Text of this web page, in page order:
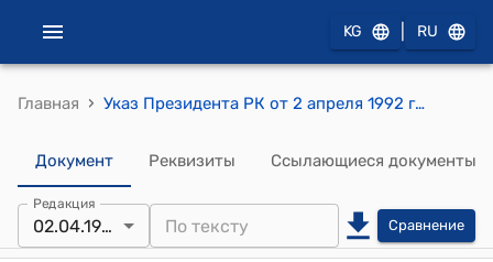
KG RU
Главная › Указ Президента РК от 2 апреля 1992 года УП №127 "Об Абдыкарове Т."
Документ Реквизиты Ссылающиеся документы
Редакция
02.04.1992 Сравнение